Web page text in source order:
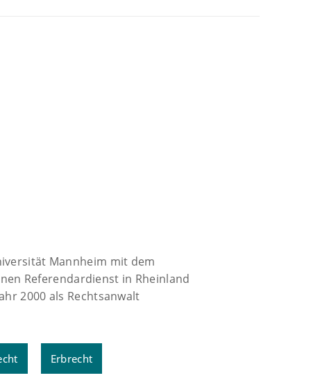
Mannheim mit dem
Referendardienst in Rheinland
2000 als Rechtsanwalt
Erbrecht